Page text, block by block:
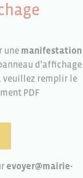
une manifestation
d’affichage
veuillez remplir le
PDF
evoyer@mairie-